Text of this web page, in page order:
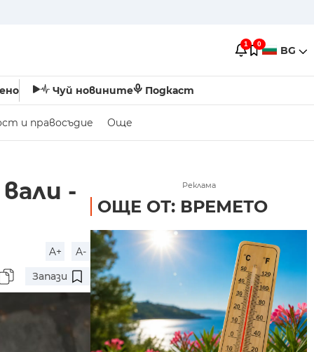
1 0 BG
Чуй новините Подкаст
и правосъдие Още
-
A+
A-
Запази
Реклама
ОЩЕ ОТ: ВРЕМЕТО